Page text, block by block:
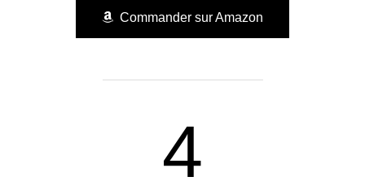
Commander sur Amazon
4